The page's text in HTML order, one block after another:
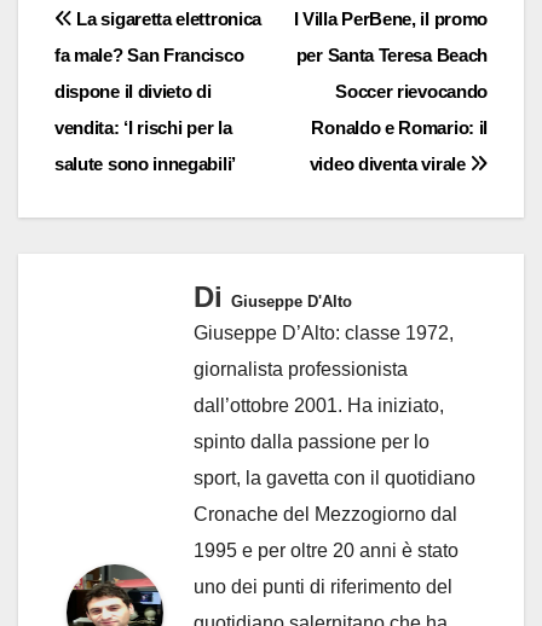
Navigazione
articoli
I Villa PerBene, il promo
per Santa Teresa Beach
Soccer rievocando
Ronaldo e Romario: il
video diventa virale
La sigaretta elettronica
fa male? San Francisco
dispone il divieto di
vendita: ‘I rischi per la
salute sono innegabili’
Di Giuseppe D'Alto
Giuseppe D’Alto: classe 1972,
giornalista professionista
dall’ottobre 2001. Ha iniziato,
spinto dalla passione per lo
sport, la gavetta con il quotidiano
Cronache del Mezzogiorno dal
1995 e per oltre 20 anni è stato
uno dei punti di riferimento del